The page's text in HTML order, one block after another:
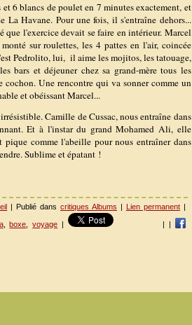
6 blancs de poulet en 7 minutes exactement, et
La Havane. Pour une fois, il s'entraîne dehors...
que l'exercice devait se faire en intérieur. Marcel
sur roulettes, les 4 pattes en l'air, coincée
Pedrolito, lui, il aime les mojitos, les tatouage,
bars et déjeuner chez sa grand-mère tous les
cochon.Une rencontre qui va sonner comme un
et obéissant Marcel...
Camille de Cussac, nous entraîne dans
Et à l'instar du grand Mohamed Ali, elle
pique comme l'abeille pour nous entraîner dans
Sublime et épatant !
| Publié danscritiques Albums | Lien permanent|
,boxe ,voyage | | |